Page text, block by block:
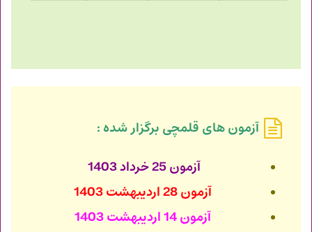
آزمون های قلمچی برگزار شده :
آزمون 25 خرداد 1403
آزمون 28 اردیبهشت 1403
آزمون 14 اردیبهشت 1403